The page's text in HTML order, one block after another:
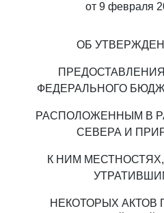
от 9 февраля
ОБ
ФЕДЕРАЛЬНОГО
РАСПОЛОЖЕННЫМ В
СЕВЕРА И
К НИМ
НЕКОТОРЫХ АКТОВ